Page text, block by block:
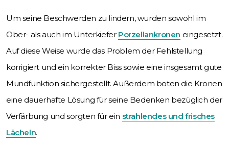
Um seine Beschwerden zu lindern, wurden sowohl im
Ober- als auch im Unterkiefer Porzellankronen eingesetzt.
Auf diese Weise wurde das Problem der Fehlstellung
korrigiert und ein korrekter Biss sowie eine insgesamt gute
Mundfunktion sichergestellt. Außerdem boten die Kronen
eine dauerhafte Lösung für seine Bedenken bezüglich der
Verfärbung und sorgten für ein strahlendes und frisches
Lächeln.